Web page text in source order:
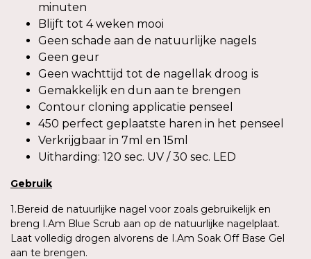
minuten
Blijft tot 4 weken mooi
Geen schade aan de natuurlijke nagels
Geen geur
Geen wachttijd tot de nagellak droog is
Gemakkelijk en dun aan te brengen
Contour cloning applicatie penseel
450 perfect geplaatste haren in het penseel
Verkrijgbaar in 7ml en 15ml
Uitharding: 120 sec. UV / 30 sec. LED
Gebruik
1.Bereid de natuurlijke nagel voor zoals gebruikelijk en
breng I.Am Blue Scrub aan op de natuurlijke nagelplaat.
Laat volledig drogen alvorens de I.Am Soak Off Base Gel
aan te brengen.